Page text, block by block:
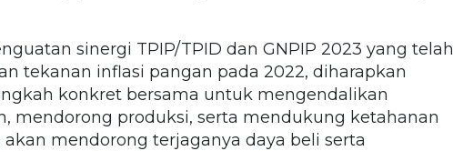
sinergi TPIP/TPID dan GNPIP 2023 yang telah
tekanan inflasi pangan pada 2022, diharapkan
konkret bersama untuk mengendalikan
mendorong produksi, serta mendukung ketahanan
mendorong terjaganya daya beli serta